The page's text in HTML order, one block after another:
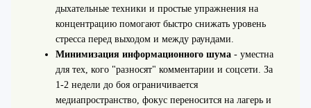
дыхательные техники и простые упражнения на
концентрацию помогают быстро снижать уровень
стресса перед выходом и между раундами.
Минимизация информационного шума- уместна
для тех, кого "разносят" комментарии и соцсети. За
1-2 недели до боя ограничивается
медиапространство, фокус переносится на лагерь и